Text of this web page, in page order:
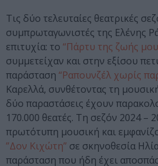
Τις δύο τελευταίες θεατρικές
συμπρωταγωνιστές της Ελένης
επιτυχία: το “Πάρτυ της ζωής
συμμετείχαν και στην εξίσου
παράσταση “Ραπουνζέλ χωρίς
Καρελλά, συνθέτοντας τη
δύο παραστάσεις έχουν
170.000 θεατές. Τη σεζόν 2024 –
πρωτότυπη μουσική και
”Δον Κιχώτη” σε σκηνοθεσία
παράσταση που ήδη έχει